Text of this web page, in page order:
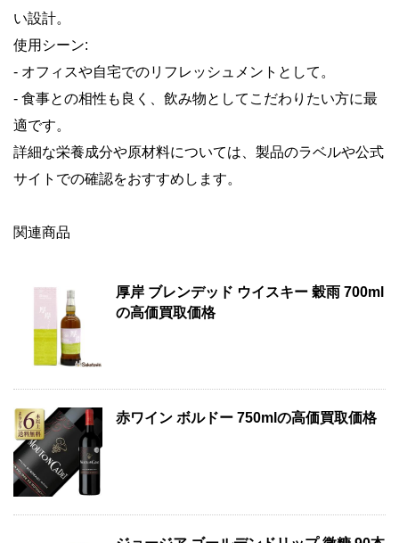
い設計。
使用シーン:
- オフィスや自宅でのリフレッシュメントとして。
- 食事との相性も良く、飲み物としてこだわりたい方に最
適です。
詳細な栄養成分や原材料については、製品のラベルや公式
サイトでの確認をおすすめします。
関連商品
厚岸 ブレンデッド ウイスキー 穀雨 700ml
の高価買取価格
赤ワイン ボルドー 750mlの高価買取価格